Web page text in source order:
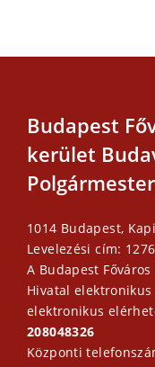
Budapest
kerület
1014 Budapest,
Levelezési cím:
A Budapest
Hivatal
elektronikus
208048326
Központi